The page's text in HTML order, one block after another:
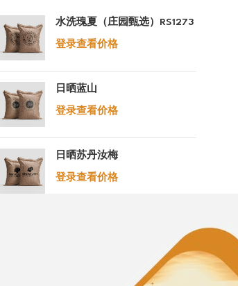
水洗瑰夏（庄园甄选）RS1273
登录查看价格
日晒蓝山
登录查看价格
日晒苏丹汝梅
登录查看价格